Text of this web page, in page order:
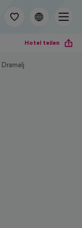
Hotel teilen